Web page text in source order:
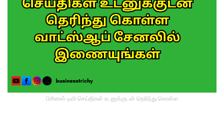
பிசினஸ் டிவி செய்திகள் உடனுக்குடன் தெரிந்து கொள்ள